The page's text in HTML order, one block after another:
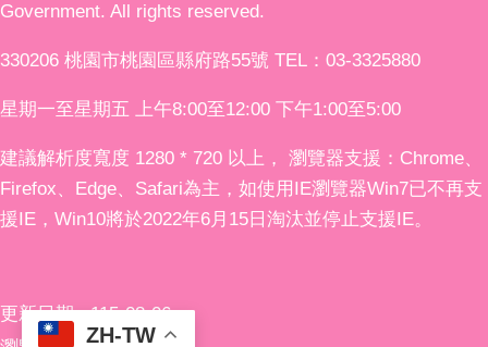
ZH-TW
Government. All rights reserved.
330206 桃園市桃園區縣府路55號 TEL：03-3325880
星期一至星期五 上午8:00至12:00 下午1:00至5:00
建議解析度寬度 1280 * 720 以上， 瀏覽器支援：Chrome、
Firefox、Edge、Safari為主，如使用IE瀏覽器Win7已不再支
援IE，Win10將於2022年6月15日淘汰並停止支援IE。
更新日期
115-08-06